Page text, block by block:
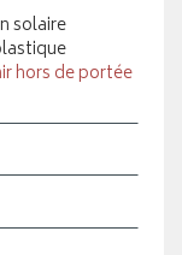
solaire
hors de portée